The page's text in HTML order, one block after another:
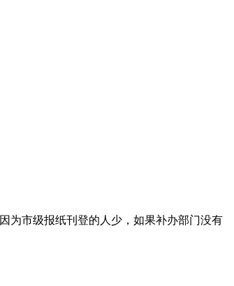
为市级报纸刊登的人少，如果补办部门没有